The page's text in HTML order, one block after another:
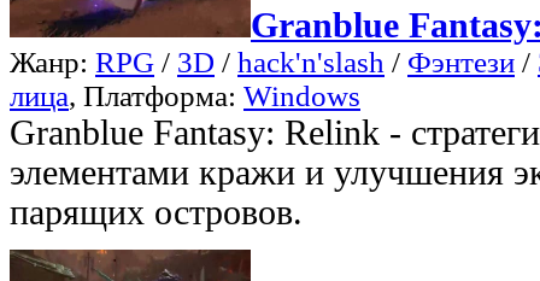
Granblue
Жанр: RPG / 3D / hack'n'slash / Фэнтези /
лица, Платформа: Windows
Granblue Fantasy: Relink -
элементами кражи и улучшения
парящих островов.